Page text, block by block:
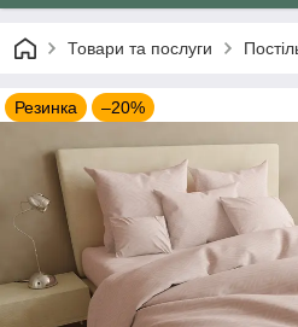
Товари та послуги
Резинка –20%